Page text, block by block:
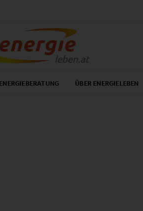
ENERGIEBERATUNG ÜBER ENERGIELEBEN